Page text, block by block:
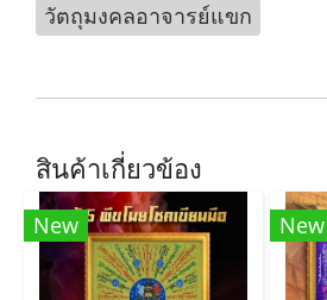
วัตถุมงคลอาจารย์แขก
สินค้าเกี่ยวข้อง
New New